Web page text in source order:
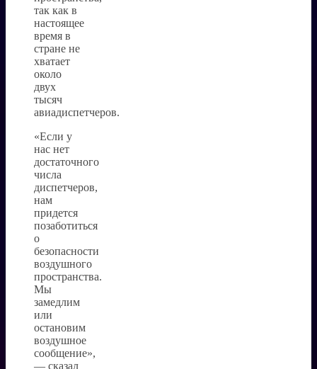
так как в
настоящее
время в
стране не
хватает
около
двух
тысяч
авиадиспетчеров.
«Если у
нас нет
достаточного
числа
диспетчеров,
нам
придется
позаботиться
о
безопасности
воздушного
пространства.
Мы
замедлим
или
остановим
воздушное
сообщение»,
— сказал